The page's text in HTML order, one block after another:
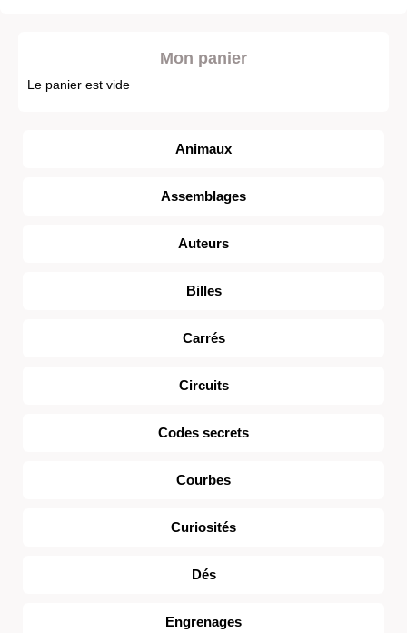
Mon panier
Le panier est vide
Animaux
Assemblages
Auteurs
Billes
Carrés
Circuits
Codes secrets
Courbes
Curiosités
Dés
Engrenages